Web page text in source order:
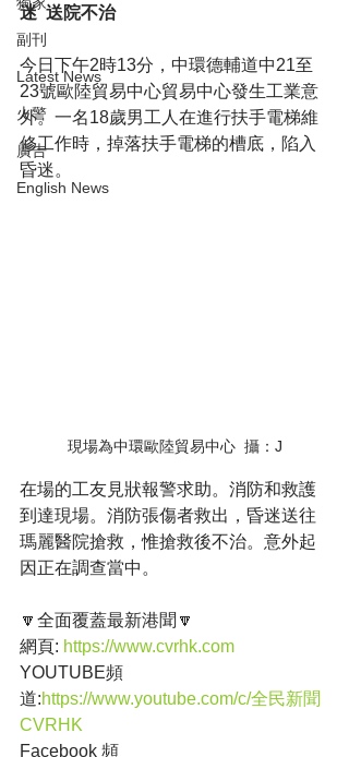
副刊
Latest News
火警
廣告
English News
迷  送院不治
今日下午2時13分，中環德輔道中21至
23號歐陸貿易中心貿易中心發生工業意
外。一名18歲男工人在進行扶手電梯維
修工作時，掉落扶手電梯的槽底，陷入
昏迷。
現場為中環歐陸貿易中心  攝：J
在場的工友見狀報警求助。消防和救護
到達現場。消防張傷者救出，昏迷送往
瑪麗醫院搶救，惟搶救後不治。意外起
因正在調查當中。
🔽全面覆蓋最新港聞🔽
網頁: https://www.cvrhk.com
YOUTUBE頻
道:https://www.youtube.com/c/全民新聞
CVRHK
Facebook 頻